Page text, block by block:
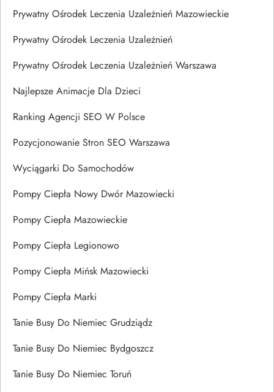
Prywatny Ośrodek Leczenia Uzależnień Mazowieckie
Prywatny Ośrodek Leczenia Uzależnień
Prywatny Ośrodek Leczenia Uzależnień Warszawa
Najlepsze Animacje Dla Dzieci
Ranking Agencji SEO W Polsce
Pozycjonowanie Stron SEO Warszawa
Wyciągarki Do Samochodów
Pompy Ciepła Nowy Dwór Mazowiecki
Pompy Ciepła Mazowieckie
Pompy Ciepła Legionowo
Pompy Ciepła Mińsk Mazowiecki
Pompy Ciepła Marki
Tanie Busy Do Niemiec Grudziądz
Tanie Busy Do Niemiec Bydgoszcz
Tanie Busy Do Niemiec Toruń